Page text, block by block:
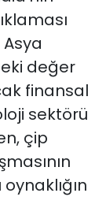
değer
finansal
sektörü
çip